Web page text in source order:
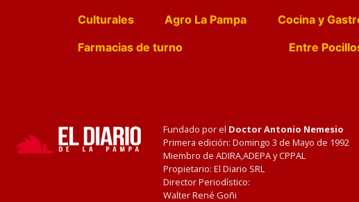
Culturales
Agro La Pampa Cocina y
Farmacias de turno
Entre
Fundado por el Doctor Antonio Nemesio
Primera edición: Domingo 3 de Mayo de 1992
Miembro de ADIRA,ADEPA y CPPAL
Propietario: El Diario SRL
Director Periodístico:
Walter René Goñi